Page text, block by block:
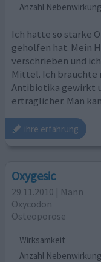
Anzahl
Ich hatte so starke
geholfen hat. Mein
verschrieben und
Mittel. Ich brauchte
Antibiotika gewirkt
erträglicher. Man
ihre erfahrung
Oxygesic
29.11.2010 | Mann
Oxycodon
Osteoporose
Wirksamkeit
Anzahl